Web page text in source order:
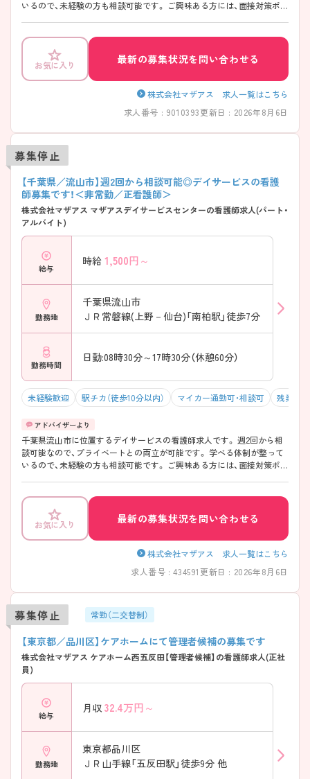
いるので、未経験の方も相談可能です。 ご興味ある方には、面接対策ポイ
お気に入り 最新の募集状況を問い合わせる
株式会社マザアス 求人一覧はこちら
求人番号 : 9010393更新日 : 2026年8月6日
募集停止
【千葉県／流山市】週2回から相談可能◎デイサービスの看護
師募集です！＜非常勤／正看護師＞
株式会社マザアス マザアスデイサービスセンターの看護師求人(パート・
アルバイト)
給与
時給 1,500円～
勤務地
千葉県流山市
ＪＲ常磐線(上野－仙台)「南柏駅」徒歩7分
勤務時間
日勤:08時30分～17時30分（休憩60分）
未経験歓迎 駅チカ（徒歩10分以内） マイカー通勤可・相談可 残業10h
千葉県流山市に位置するデイサービスの看護師求人です。 週2回から相
談可能なので、プライベートとの両立が可能です。 学べる体制が整って
いるので、未経験の方も相談可能です。 ご興味ある方には、面接対策ポイ
お気に入り 最新の募集状況を問い合わせる
株式会社マザアス 求人一覧はこちら
求人番号 : 434591 更新日 : 2026年8月6日
募集停止 常勤（二交替制）
【東京都／品川区】ケアホームにて管理者候補の募集です
株式会社マザアス ケアホーム西五反田【管理者候補】の看護師求人(正社
員)
給与
月収 32.4万円～
勤務地
東京都品川区
ＪＲ山手線「五反田駅」徒歩9分 他